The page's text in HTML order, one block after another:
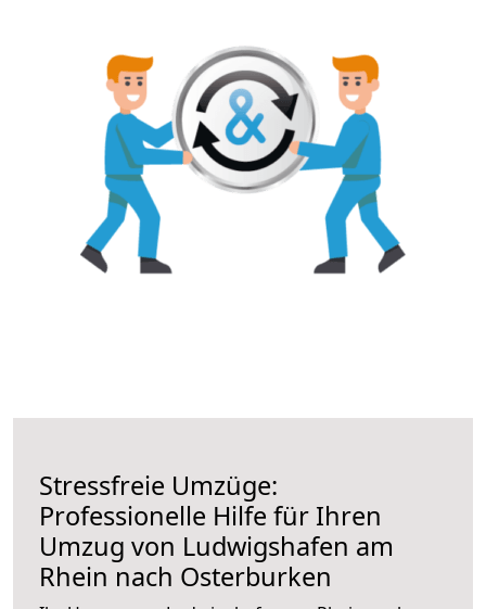
Stressfreie Umzüge:
Professionelle Hilfe für Ihren
Umzug von Ludwigshafen am
Rhein nach Osterburken